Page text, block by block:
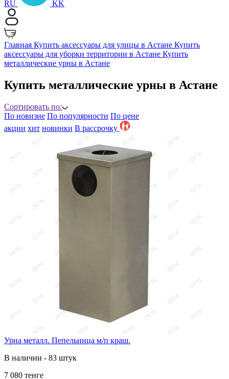
RU KK
Главная Купить аксессуары для улицы в Астане Купить
аксессуары для уборки территории в Астане Купить
металлические урны в Астане
Купить металлические урны в Астане
Сортировать по:
По новизне По популярности По цене
акции хит новинки B рассрочку
Урна металл. Пепельница м/п краш.
В наличии - 83 штук
7 080 тенге